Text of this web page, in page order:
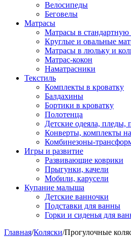
Велосипеды
Беговелы
Матрасы
Матрасы в стандартную
Круглые и овальные
Матрасы в люльку и
Матрас-кокон
Наматрасники
Текстиль
Комплекты в кроватку
Балдахины
Бортики в кроватку
Полотенца
Детские одеяла, пледы,
Конверты, комплекты
Комбинезоны-
Игры и развитие
Развивающие коврики
Прыгунки, качели
Мобили, карусели
Купание малыша
Детские ванночки
Подставки для ванны
Горки и сиденья для
Главная/Коляски/Прогулочные